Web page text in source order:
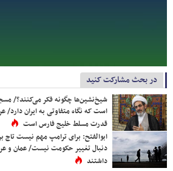
در بحث مشارکت کنید
شیخ‌نشین‌ها چگونه فکر می‌کنند؟/
است که نگاه متفاوتی به ایران دارد/
قدرت مسلط خلیج فارس است
ابوالفتح: برای ترامپ مهم نیست تاج
دنبال تغییر حکومت نیست/ عمان و
داشتند